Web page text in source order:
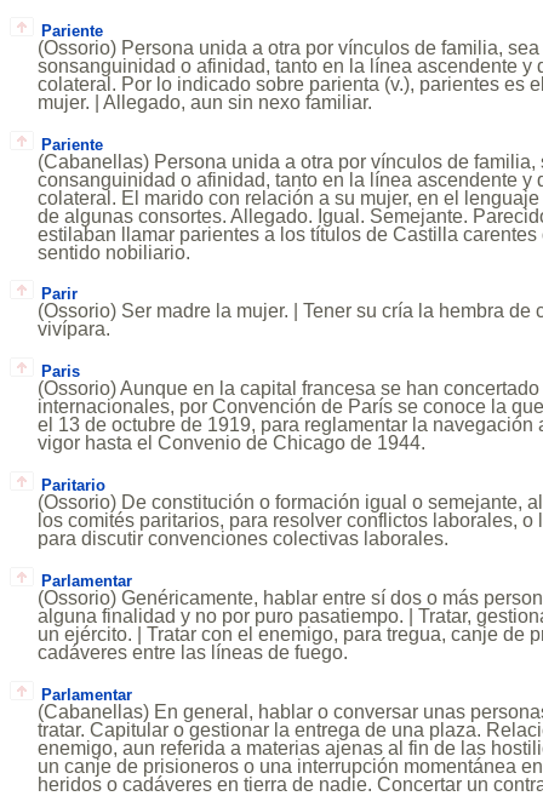
Pariente
(Ossorio) Persona unida a otra por vínculos de familia,
sonsanguinidad o afinidad, tanto en la línea ascendente y
colateral. Por lo indicado sobre parienta (v.), parientes es
mujer. | Allegado, aun sin nexo familiar.
Pariente
(Cabanellas) Persona unida a otra por vínculos de familia,
consanguinidad o afinidad, tanto en la línea ascendente y
colateral. El marido con relación a su mujer, en el
de algunas consortes. Allegado. Igual. Semejante.
estilaban llamar parientes a los títulos de Castilla
sentido nobiliario.
Parir
(Ossorio) Ser madre la mujer. | Tener su cría la hembra de
vivípara.
Paris
(Ossorio) Aunque en la capital francesa se han
internacionales, por Convención de París se conoce la
el 13 de octubre de 1919, para reglamentar la navegación
vigor hasta el Convenio de Chicago de 1944.
Paritario
(Ossorio) De constitución o formación igual o semejante,
los comités paritarios, para resolver conflictos laborales,
para discutir convenciones colectivas laborales.
Parlamentar
(Ossorio) Genéricamente, hablar entre sí dos o más
alguna finalidad y no por puro pasatiempo. | Tratar,
un ejército. | Tratar con el enemigo, para tregua, canje de
cadáveres entre las líneas de fuego.
Parlamentar
(Cabanellas) En general, hablar o conversar unas
tratar. Capitular o gestionar la entrega de una plaza.
enemigo, aun referida a materias ajenas al fin de las
un canje de prisioneros o una interrupción momentánea
heridos o cadáveres en tierra de nadie. Concertar un